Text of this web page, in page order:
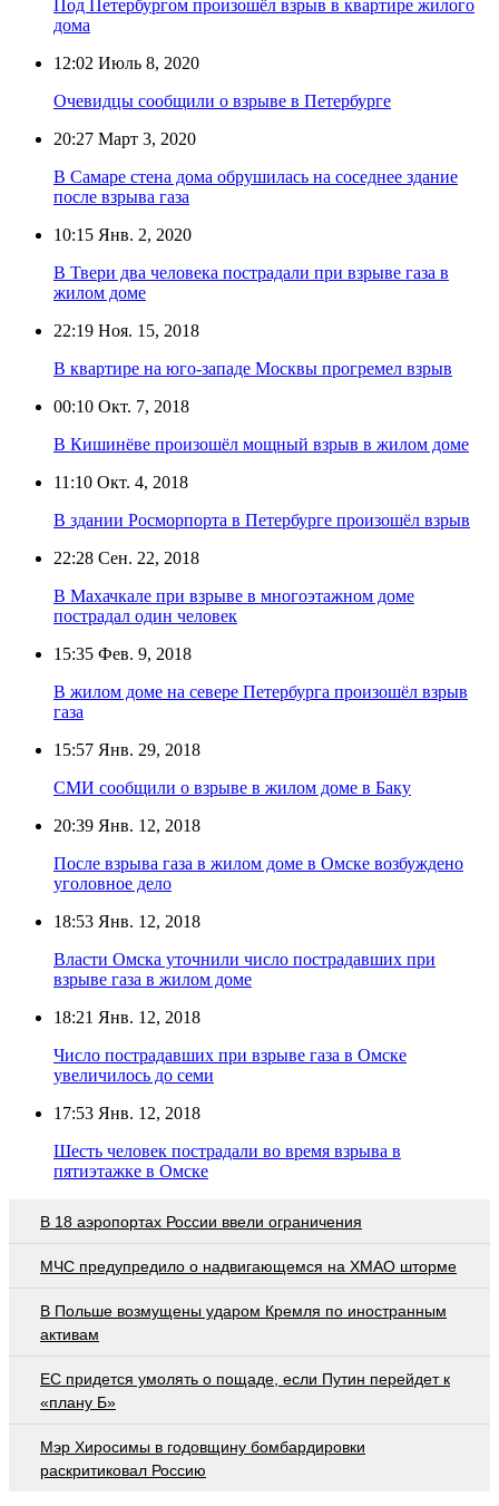
Под Петербургом произошёл взрыв в квартире жилого
дома
12:02 Июль 8, 2020
Очевидцы сообщили о взрыве в Петербурге
20:27 Март 3, 2020
В Самаре стена дома обрушилась на соседнее здание
после взрыва газа
10:15 Янв. 2, 2020
В Твери два человека пострадали при взрыве газа в
жилом доме
22:19 Ноя. 15, 2018
В квартире на юго-западе Москвы прогремел взрыв
00:10 Окт. 7, 2018
В Кишинёве произошёл мощный взрыв в жилом доме
11:10 Окт. 4, 2018
В здании Росморпорта в Петербурге произошёл взрыв
22:28 Сен. 22, 2018
В Махачкале при взрыве в многоэтажном доме
пострадал один человек
15:35 Фев. 9, 2018
В жилом доме на севере Петербурга произошёл взрыв
газа
15:57 Янв. 29, 2018
СМИ сообщили о взрыве в жилом доме в Баку
20:39 Янв. 12, 2018
После взрыва газа в жилом доме в Омске возбуждено
уголовное дело
18:53 Янв. 12, 2018
Власти Омска уточнили число пострадавших при
взрыве газа в жилом доме
18:21 Янв. 12, 2018
Число пострадавших при взрыве газа в Омске
увеличилось до семи
17:53 Янв. 12, 2018
Шесть человек пострадали во время взрыва в
пятиэтажке в Омске
В 18 аэропортах России ввели ограничения
МЧС предупредило о надвигающемся на ХМАО шторме
В Польше возмущены ударом Кремля по иностранным
активам
EC придется умолять о пощаде, если Путин перейдет к
«плану Б»
Мэр Хиросимы в годовщину бомбардировки
раскритиковал Россию